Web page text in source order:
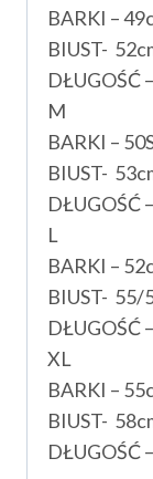
BARKI –
BIUST-
DŁUGOŚĆ
M
BARKI –
BIUST-
DŁUGOŚĆ
L
BARKI –
BIUST- 55/
DŁUGOŚĆ
XL
BARKI –
BIUST-
DŁUGOŚĆ